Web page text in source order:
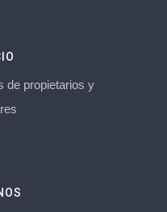
de propietarios y